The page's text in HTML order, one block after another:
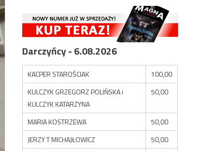
Darczyńcy - 6.08.2026
KACPER STAROŚCIAK
100,00
KULCZYK GRZEGORZ POLIŃSKA i
KULCZYK KATARZYNA
50,00
MARIA KOSTRZEWA
50,00
JERZY T MICHAJŁOWICZ
50,00